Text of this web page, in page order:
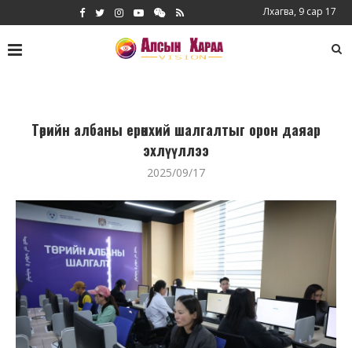
Лхагва, 9 сар 17
Төрийн албаны ерөнхий шалгалтыг орон даяар
эхлүүллээ
2025/09/17